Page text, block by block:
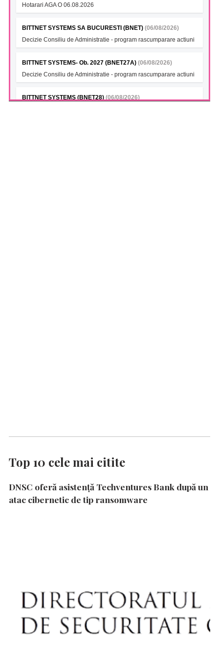
Hotarari AGA O 06.08.2026
BITTNET SYSTEMS SA BUCURESTI (BNET) (06/08/2026)
Decizie Consiliu de Administratie - program rascumparare actiuni
BITTNET SYSTEMS- Ob. 2027 (BNET27A) (06/08/2026)
Decizie Consiliu de Administratie - program rascumparare actiuni
BITTNET SYSTEMS (BNET28) (06/08/2026)
Top 10 cele mai citite
DNSC oferă asistență Techventures Bank după un
atac cibernetic de tip ransomware